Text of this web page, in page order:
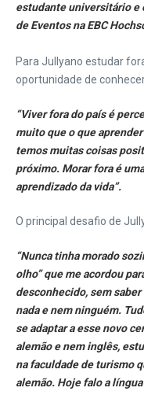
estudante universitário e
de Eventos na EBC
Para Jullyano estudar
oportunidade de
“Viver fora do país é
muito que o que
temos muitas coisas
próximo. Morar fora é
aprendizado da vida”.
O principal desafio de
“Nunca tinha morado
olho” que me acordou
desconhecido, sem
nada e nem ninguém.
se adaptar a esse novo
alemão e nem inglês,
na faculdade de turismo
alemão. Hoje falo a